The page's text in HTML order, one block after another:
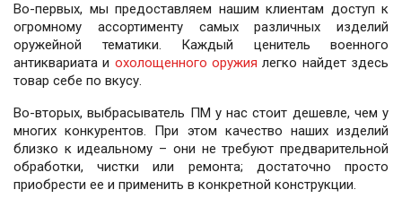
Во-первых, мы предоставляем нашим клиентам доступ к
огромному ассортименту самых различных изделий
оружейной тематики. Каждый ценитель военного
антиквариата и охолощенного оружия легко найдет здесь
товар себе по вкусу.
Во-вторых, выбрасыватель ПМ у нас стоит дешевле, чем у
многих конкурентов. При этом качество наших изделий
близко к идеальному – они не требуют предварительной
обработки, чистки или ремонта; достаточно просто
приобрести ее и применить в конкретной конструкции.